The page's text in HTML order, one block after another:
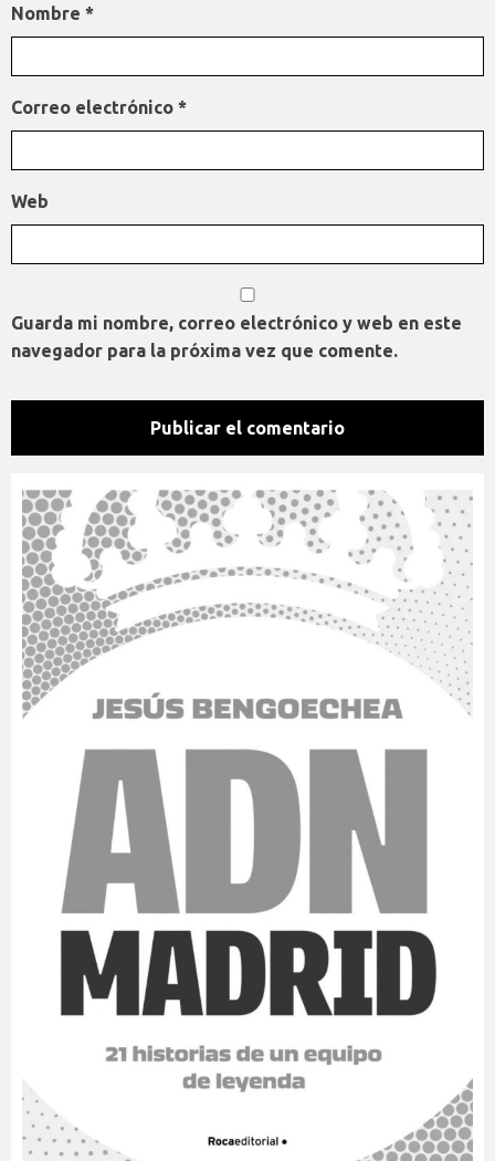
Nombre *
Correo electrónico *
Web
Guarda mi nombre, correo electrónico y web en este
navegador para la próxima vez que comente.